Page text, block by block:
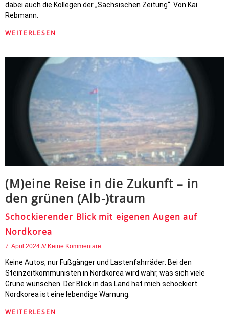
dabei auch die Kollegen der „Sächsischen Zeitung“. Von Kai
Rebmann.
WEITERLESEN
(M)eine Reise in die Zukunft – in
den grünen (Alb-)traum
Schockierender Blick mit eigenen Augen auf
Nordkorea
7. April 2024 Keine Kommentare
Keine Autos, nur Fußgänger und Lastenfahrräder: Bei den
Steinzeitkommunisten in Nordkorea wird wahr, was sich viele
Grüne wünschen. Der Blick in das Land hat mich schockiert.
Nordkorea ist eine lebendige Warnung.
WEITERLESEN